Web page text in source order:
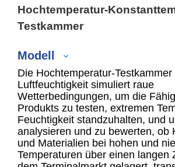
Hochtemperatur-
Testkammer
Modell
XCH-100GW
XCH-250GW
XCH-500GW
Die Hochtemperatur-
Luftfeuchtigkeit simuliert raue
Wetterbedingungen, um die
Produkts zu testen, extremen
Feuchtigkeit standzuhalten, und
analysieren und zu bewerten, ob
und Materialien bei hohen und
Temperaturen über einen langen